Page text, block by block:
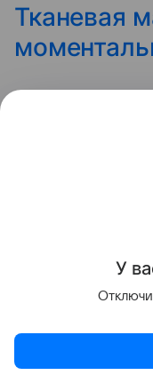
Тканевая
Настоящий хит от
У